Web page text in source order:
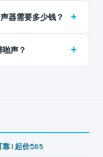
器需要多少钱？ +
声？ +
| 起价$65